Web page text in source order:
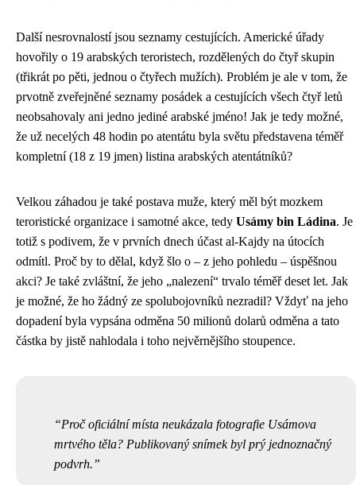
Další nesrovnalostí jsou seznamy cestujících. Americké úřady
hovořily o 19 arabských teroristech, rozdělených do čtyř skupin
(třikrát po pěti, jednou o čtyřech mužích). Problém je ale v tom, že
prvotně zveřejněné seznamy posádek a cestujících všech čtyř letů
neobsahovaly ani jedno jediné arabské jméno! Jak je tedy možné,
že už necelých 48 hodin po atentátu byla světu představena téměř
kompletní (18 z 19 jmen) listina arabských atentátníků?
Velkou záhadou je také postava muže, který měl být mozkem
teroristické organizace i samotné akce, tedy Usámy bin Ládina. Je
totiž s podivem, že v prvních dnech účast al-Kajdy na útocích
odmítl. Proč by to dělal, když šlo o – z jeho pohledu – úspěšnou
akci? Je také zvláštní, že jeho „nalezení“ trvalo téměř deset let. Jak
je možné, že ho žádný ze spolubojovníků nezradil? Vždyť na jeho
dopadení byla vypsána odměna 50 milionů dolarů odměna a tato
částka by jistě nahlodala i toho nejvěrnějšího stoupence.
Proč oficiální místa neukázala fotografie Usámova
mrtvého těla? Publikovaný snímek byl prý jednoznačný
podvrh.